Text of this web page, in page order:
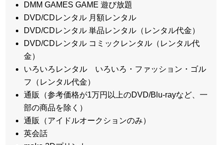
DMM GAMES GAME 遊び放題
DVD/CDレンタル 月額レンタル
DVD/CDレンタル 単品レンタル（レンタル代金）
DVD/CDレンタル コミックレンタル（レンタル代
金）
いろいろレンタル いろいろ・ファッション・ゴル
フ（レンタル代金）
通販（参考価格が1万円以上のDVD/Blu-rayなど、一
部の商品を除く）
通販（アイドルオークションのみ）
英会話